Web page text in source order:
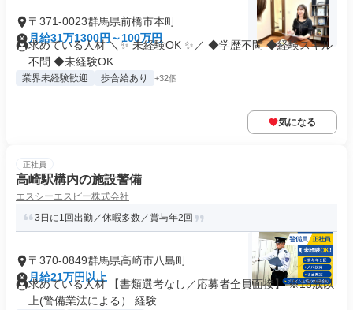
〒371-0023群馬県前橋市本町
月給31万1300円～100万円
求めている人材 ＼✨ 未経験OK ✨／ ◆学歴不問 ◆経験スキル
不問 ◆未経験OK ...
業界未経験歓迎 歩合給あり +32個
気になる
正社員
高崎駅構内の施設警備
エスシーエスピー株式会社
3日に1回出勤／休暇多数／賞与年2回
〒370-0849群馬県高崎市八島町
月給21万円以上
求めている人材 【書類選考なし／応募者全員面接】 ※18歳以
上(警備業法による） 経験...